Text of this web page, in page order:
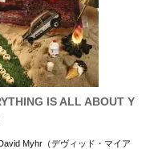
IS ALL ABOUT Y
Myhr（デヴィッド・マイア